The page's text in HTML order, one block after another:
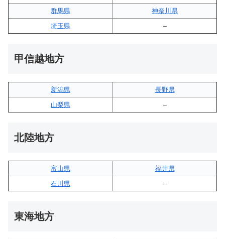
群馬県
神奈川県
埼玉県
–
甲信越地方
新潟県
長野県
山梨県
–
北陸地方
富山県
福井県
石川県
–
東海地方